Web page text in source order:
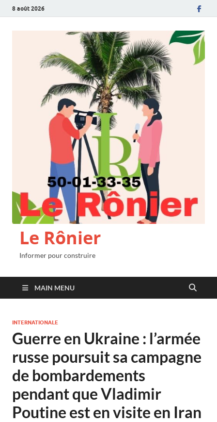
8 août 2026
Le Rônier
Informer pour construire
MAIN MENU
INTERNATIONALE
Guerre en Ukraine : l’armée
russe poursuit sa campagne
de bombardements
pendant que Vladimir
Poutine est en visite en Iran